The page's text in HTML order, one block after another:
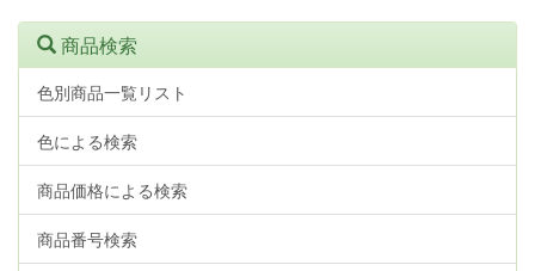
商品検索
色別商品一覧リスト
色による検索
商品価格による検索
商品番号検索